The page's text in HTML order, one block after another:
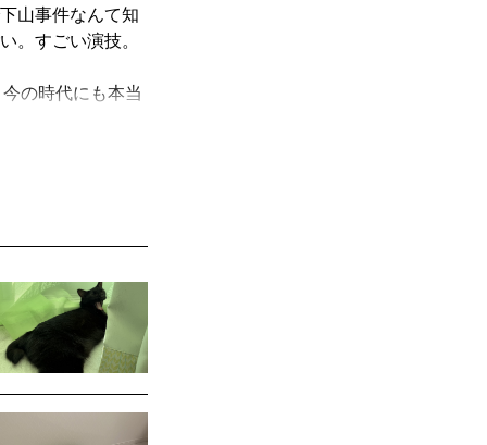
山事件なんて知
。すごい演技。
の時代にも本当